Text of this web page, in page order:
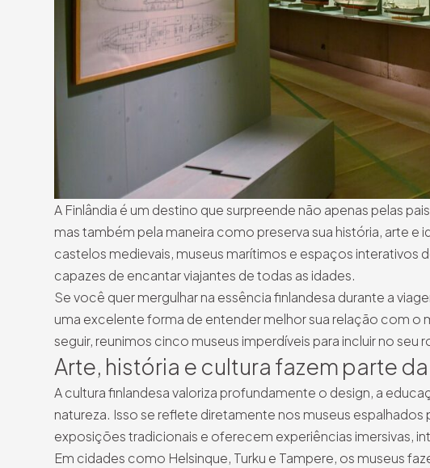
A Finlândia é um destino que surpreende não apenas pelas
mas também pela maneira como preserva sua história, arte e
castelos medievais, museus marítimos e espaços interativos
capazes de encantar viajantes de todas as idades.
Se você quer mergulhar na essência finlandesa durante a
uma excelente forma de entender melhor sua relação com o
seguir, reunimos cinco museus imperdíveis para incluir no seu
Arte, história e cultura fazem parte
A cultura finlandesa valoriza profundamente o design, a
natureza. Isso se reflete diretamente nos museus
exposições tradicionais e oferecem experiências imersivas,
Em cidades como Helsinque, Turku e Tampere, os museus